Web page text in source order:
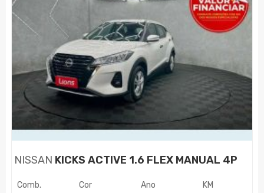
NISSAN KICKS ACTIVE 1.6 FLEX MANUAL 4P
Comb. Cor Ano KM